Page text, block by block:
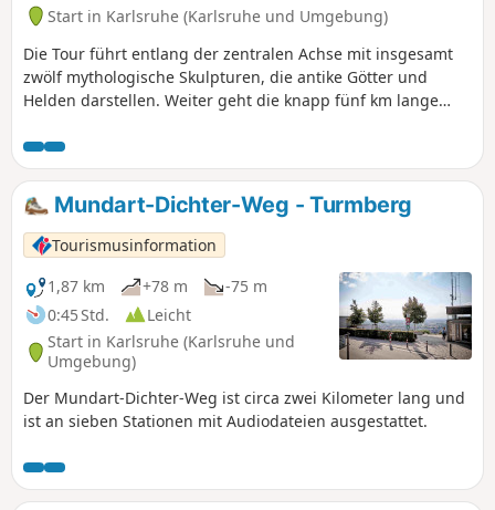
Start in Karlsruhe (Karlsruhe und Umgebung)
Die Tour führt entlang der zentralen Achse mit insgesamt
zwölf mythologische Skulpturen, die antike Götter und
Helden darstellen. Weiter geht die knapp fünf km lange
Fasanenschlösschen mit Teehäuschen, am Mausoleum und
dem Schlossgartensee und dann einmal rund ums Schloss.
Mundart-Dichter-Weg - Turmberg
Tourismusinformation
1,87 km
+78 m
-75 m
0:45 Std.
Leicht
Start in Karlsruhe (Karlsruhe und
Umgebung)
Der Mundart-Dichter-Weg ist circa zwei Kilometer lang und
ist an sieben Stationen mit Audiodateien ausgestattet.